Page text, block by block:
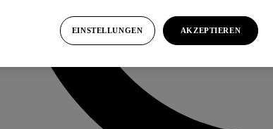
EINSTELLUNGEN AKZEPTIEREN